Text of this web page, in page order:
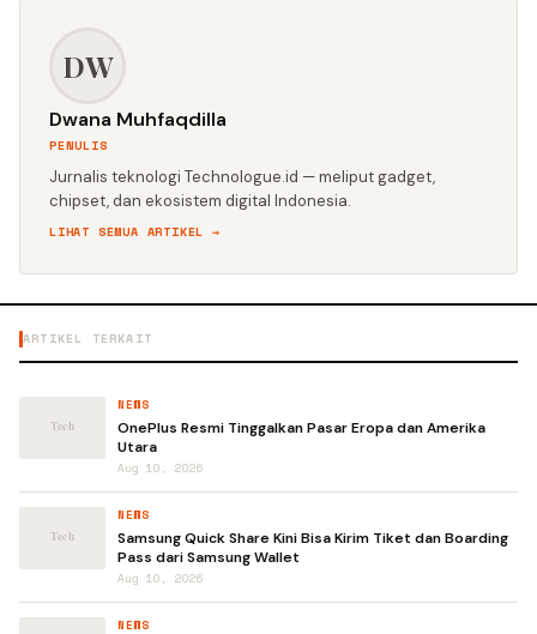
DW
Dwana Muhfaqdilla
PENULIS
Jurnalis teknologi Technologue.id — meliput gadget,
chipset, dan ekosistem digital Indonesia.
LIHAT SEMUA ARTIKEL →
ARTIKEL TERKAIT
NEWS
OnePlus Resmi Tinggalkan Pasar Eropa dan Amerika
Utara
Aug 10, 2026
NEWS
Samsung Quick Share Kini Bisa Kirim Tiket dan Boarding
Pass dari Samsung Wallet
Aug 10, 2026
NEWS